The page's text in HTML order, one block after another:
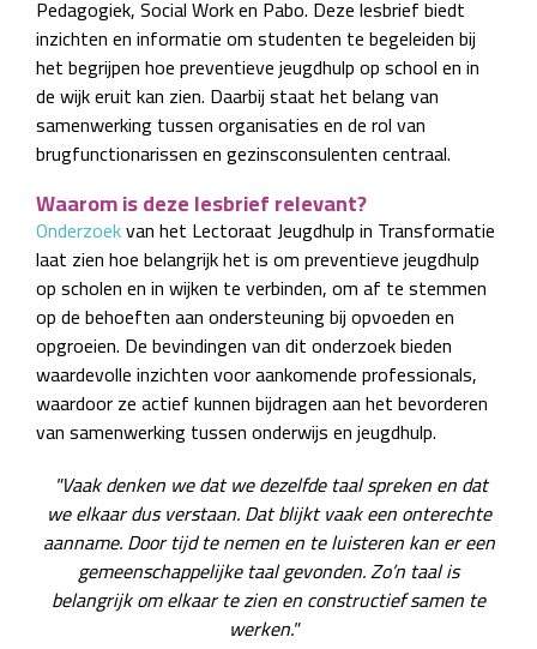
Pedagogiek, Social Work en Pabo. Deze lesbrief biedt
inzichten en informatie om studenten te begeleiden bij
het begrijpen hoe preventieve jeugdhulp op school en in
de wijk eruit kan zien. Daarbij staat het belang van
samenwerking tussen organisaties en de rol van
brugfunctionarissen en gezinsconsulenten centraal.
Waarom is deze lesbrief relevant?
Onderzoekvan het Lectoraat Jeugdhulp in Transformatie
laat zien hoe belangrijk het is om preventieve jeugdhulp
op scholen en in wijken te verbinden, om af te stemmen
op de behoeften aan ondersteuning bij opvoeden en
opgroeien. De bevindingen van dit onderzoek bieden
waardevolle inzichten voor aankomende professionals,
waardoor ze actief kunnen bijdragen aan het bevorderen
van samenwerking tussen onderwijs en jeugdhulp.
"Vaak denken we dat we dezelfde taal spreken en dat
we elkaar dus verstaan. Dat blijkt vaak een onterechte
aanname. Door tijd te nemen en te luisteren kan er een
gemeenschappelijke taal gevonden. Zo’n taal is
belangrijk om elkaar te zien en constructief samen te
werken."